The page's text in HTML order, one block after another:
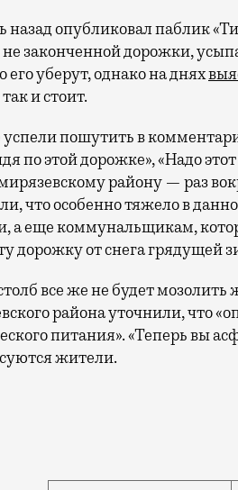
назад опубликовал паблик
не законченной дорожки,
уберут, однако на днях
и стоит.
пошутить в
по этой дорожке», «Надо
району — раз
что особенно тяжело в
а еще коммунальщикам,
дорожку от снега грядущей
все же не будет мозолить
района уточнили, что
питания». «Теперь вы
жители.